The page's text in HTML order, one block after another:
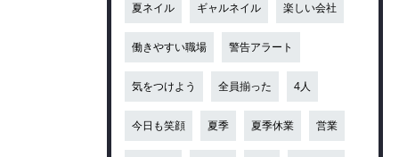
夏ネイル ギャルネイル 楽しい会社
働きやすい職場 警告アラート
気をつけよう 全員揃った 4人
今日も笑顔 夏季 夏季休業 営業